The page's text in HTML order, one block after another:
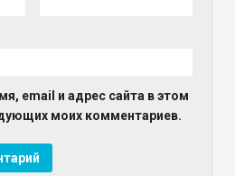
email и адрес сайта в этом
моих комментариев.